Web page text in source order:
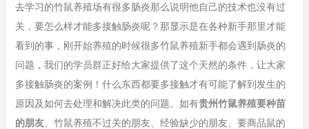
去学习的竹鼠养殖场有很多肠炎那么说明他自己的技术也没有过
关，要怎么样才能多接触肠炎呢？那显示是在各种新手那里才能
看到的事，刚开始养殖的时候很多竹鼠养殖新手都会遇到肠炎的
问题，我们的学员群正好给大家提供了这个天然的条件，让大家
多接触肠炎的案例！什么东西都要多接触才有可能了解到发生的
原因及如何去处理和解决此类的问题。如有贵州竹鼠养殖要种苗
的朋友、竹鼠养殖不过关的朋友、经验缺少的朋友、要商品鼠的